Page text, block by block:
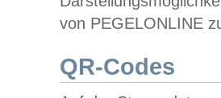
von PEGELONLINE
QR-Codes